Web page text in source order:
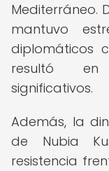
Mediterráneo.
mantuvo
diplomáticos
resultó en
significativos.
Además, la
de Nubia
resistencia